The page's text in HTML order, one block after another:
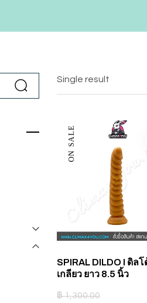
Single result
ON SALE
SPIRAL DILDO I ดิลโ
เกลียว ยาว 8.5 นิ้ว
฿1,300.00